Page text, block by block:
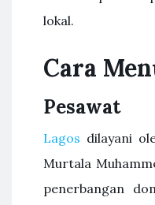
lokal.
Cara
Pesawat
Lagos dilayani
Murtala
penerbangan